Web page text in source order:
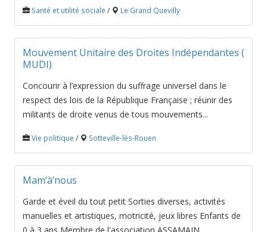
Santé et utilité sociale / Le Grand Quevilly
Mouvement Unitaire des Droites Indépendantes (
MUDI)
Concourir à l’expression du suffrage universel dans le
respect des lois de la République Française ; réunir des
militants de droite venus de tous mouvements...
Vie politique / Sotteville-lès-Rouen
Mam’à’nous
Garde et éveil du tout petit Sorties diverses, activités
manuelles et artistiques, motricité, jeux libres Enfants de